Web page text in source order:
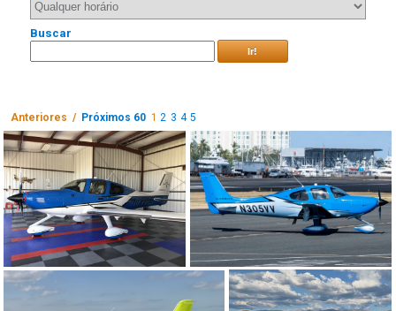
Buscar
Ir!
Anteriores / Próximos 60 1 2 3 4 5